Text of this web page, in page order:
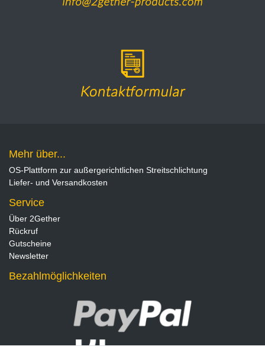
Mehr über...
OS-Plattform zur außergerichtlichen Streitschlichtung
Liefer- und Versandkosten
Service
Über 2Gether
Rückruf
Gutscheine
Newsletter
Bezahlmöglichkeiten